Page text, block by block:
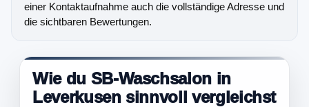
einer Kontaktaufnahme auch die vollständige Adresse und
die sichtbaren Bewertungen.
Wie du SB-Waschsalon in
Leverkusen sinnvoll vergleichst